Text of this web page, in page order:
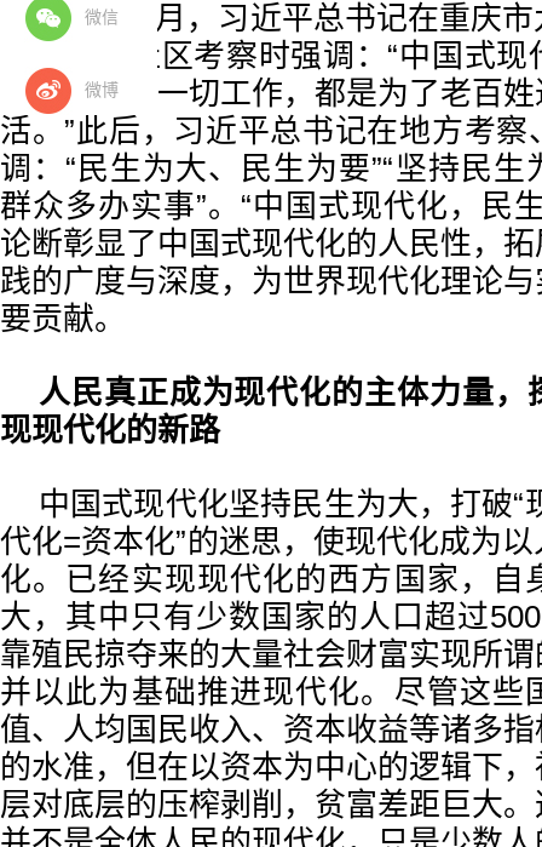
微信
微博
2024年4月，习近平总书记在重庆
道民主村社区考察时强调：“中国式
党和政府的一切工作，都是为了老百
活。”此后，习近平总书记在地方考
调：“民生为大、民生为要”“坚持民
群众多办实事”。“中国式现代化，民
论断彰显了中国式现代化的人民性，
践的广度与深度，为世界现代化理论
要贡献。
人民真正成为现代化的主体力量，
现现代化的新路
中国式现代化坚持民生为大，打破“
代化=资本化”的迷思，使现代化成为
化。已经实现现代化的西方国家，自
大，其中只有少数国家的人口超过
靠殖民掠夺来的大量社会财富实现所
并以此为基础推进现代化。尽管这些
值、人均国民收入、资本收益等诸多
的水准，但在以资本为中心的逻辑下
层对底层的压榨剥削，贫富差距巨大